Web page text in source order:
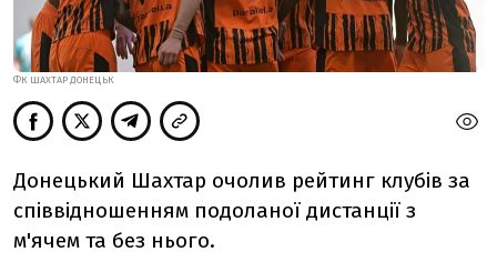
ФК ШАХТАР ДОНЕЦЬК
Донецький Шахтар очолив рейтинг клубів за
співвідношенням подоланої дистанції з
м'ячем та без нього.